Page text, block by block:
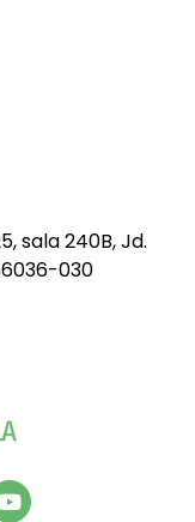
sala 240B, Jd.
030